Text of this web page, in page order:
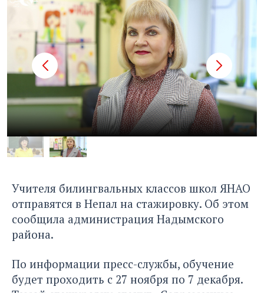
Учителя билингвальных классов школ ЯНАО
отправятся в Непал на стажировку. Об этом
сообщила администрация Надымского
района.
По информации пресс-службы, обучение
будет проходить с 27 ноября по 7 декабря.